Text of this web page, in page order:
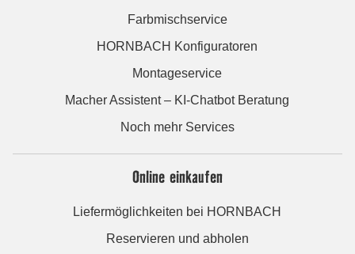
Farbmischservice
HORNBACH Konfiguratoren
Montageservice
Macher Assistent – KI-Chatbot Beratung
Noch mehr Services
Online einkaufen
Liefermöglichkeiten bei HORNBACH
Reservieren und abholen